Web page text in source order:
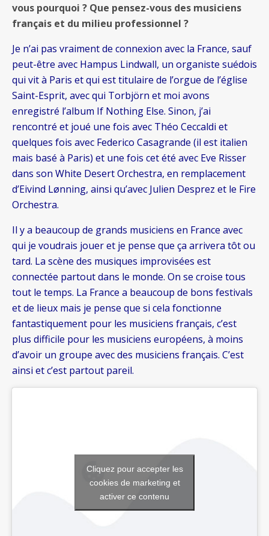
vous pourquoi ? Que pensez-vous des musiciens
français et du milieu professionnel ?
Je n’ai pas vraiment de connexion avec la France, sauf
peut-être avec Hampus Lindwall, un organiste suédois
qui vit à Paris et qui est titulaire de l’orgue de l’église
Saint-Esprit, avec qui Torbjörn et moi avons
enregistré l’album If Nothing Else. Sinon, j’ai
rencontré et joué une fois avec Théo Ceccaldi et
quelques fois avec Federico Casagrande (il est italien
mais basé à Paris) et une fois cet été avec Eve Risser
dans son White Desert Orchestra, en remplacement
d’Eivind Lønning, ainsi qu’avec Julien Desprez et le Fire
Orchestra.
Il y a beaucoup de grands musiciens en France avec
qui je voudrais jouer et je pense que ça arrivera tôt ou
tard. La scène des musiques improvisées est
connectée partout dans le monde. On se croise tous
tout le temps. La France a beaucoup de bons festivals
et de lieux mais je pense que si cela fonctionne
fantastiquement pour les musiciens français, c’est
plus difficile pour les musiciens européens, à moins
d’avoir un groupe avec des musiciens français. C’est
ainsi et c’est partout pareil.
Cliquez pour accepter les
cookies de marketing et
activer ce contenu